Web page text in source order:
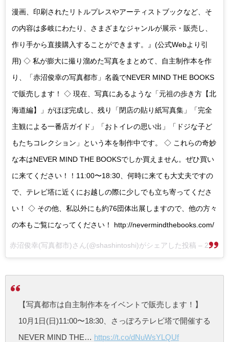
漫画、印刷されたリトルプレスやアーティストブックなど、そ
の内容は多岐にわたり、さまざまなジャンルが展示・販売し、
作り手から直接購入することができます。』(公式Webより引
用) ◇ 私が膨大に撮り溜めた写真をまとめて、自主制作本を作
り、「赤沼俊幸の写真都市」名義でNEVER MIND THE BOOKS
で販売します！ ◇ 現在、写真にあるような「元祖の歩き方【北
海道編】」がほぼ完成し、残り「閉店の貼り紙写真集」「完全
主観による一番店ガイド」「おトイレの思い出」「ドジな子ど
もたちコレクション」という本を制作中です。 ◇ これらの奇妙
な本はNEVER MIND THE BOOKSでしか買えません。ぜひ買い
に来てください！！11:00〜18:30、何時に来ても大丈夫ですの
で、テレビ塔に近くにお越しの際に少しでも立ち寄ってくださ
い！ ◇ その他、私以外にも約76団体出展しますので、他の方々
の本もご覧になってください！ http://nevermindthebooks.com/
赤沼俊幸(写真都市)さん(@shashintoshi)がシェアした投稿 – 2017 8月 27 9:29午後 PDT
【写真都市は自主制作本をイベントで販売します！】
10月1日(日)11:00〜18:30、さっぽろテレビ塔で開催する
NEVER MIND THE… https://t.co/dNuWsYLQUf